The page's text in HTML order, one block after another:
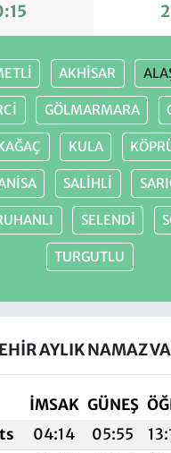
AKHİSAR
GÖLMARMARA
KULA
SALİHLİ
SELENDİ
TURGUTLU
AYLIK NAMAZ
İMSAK GÜNEŞ
04:14 05:55